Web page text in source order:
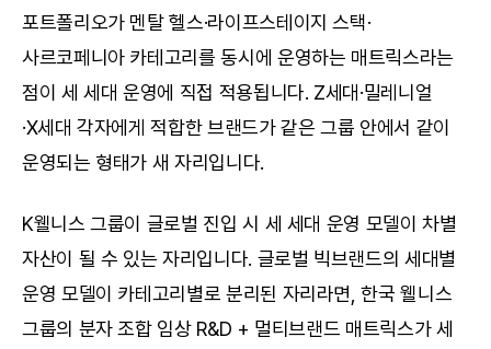
포트폴리오가 멘탈 헬스·라이프스테이지 스택·
사르코페니아 카테고리를 동시에 운영하는 매트릭스라는
점이 세 세대 운영에 직접 적용됩니다. Z세대·밀레니얼
·X세대 각자에게 적합한 브랜드가 같은 그룹 안에서 같이
운영되는 형태가 새 자리입니다.
K웰니스 그룹이 글로벌 진입 시 세 세대 운영 모델이 차별
자산이 될 수 있는 자리입니다. 글로벌 빅브랜드의 세대별
운영 모델이 카테고리별로 분리된 자리라면, 한국 웰니스
그룹의 분자 조합 임상 R&D + 멀티브랜드 매트릭스가 세